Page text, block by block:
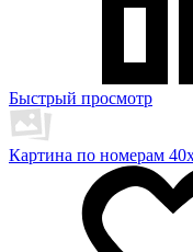
Быстрый просмотр
Картина по номерам